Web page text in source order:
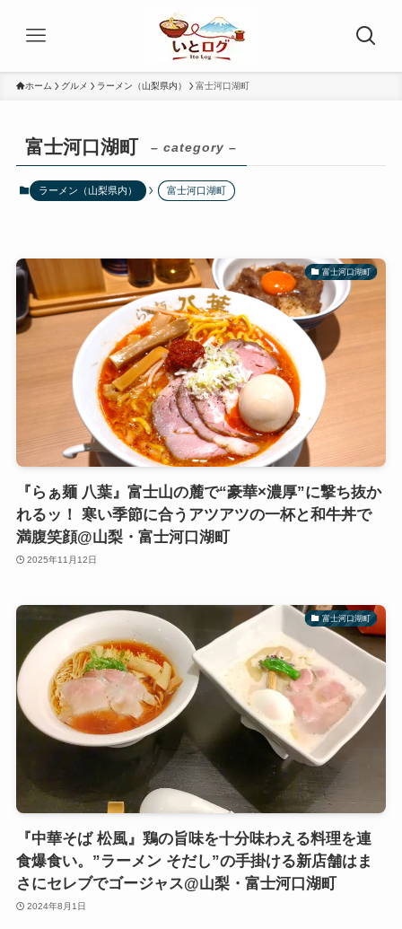
ホーム グルメ ラーメン（山梨県内） 富士河口湖町
富士河口湖町 – category –
ラーメン（山梨県内） 富士河口湖町
富士河口湖町
『らぁ麺 八葉』富士山の麓で“豪華×濃厚”に撃ち抜か
れるッ！ 寒い季節に合うアツアツの一杯と和牛丼で
満腹笑顔@山梨・富士河口湖町
2025年11月12日
富士河口湖町
『中華そば 松風』鶏の旨味を十分味わえる料理を連
食爆食い。”ラーメン そだし”の手掛ける新店舗はま
さにセレブでゴージャス@山梨・富士河口湖町
2024年8月1日